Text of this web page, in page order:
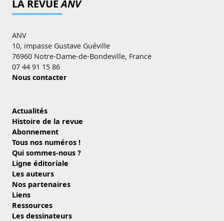
LA REVUEANV
ANV
10, impasse Gustave Guéville
76960 Notre-Dame-de-Bondeville, France
07 44 91 15 86
Nous contacter
Actualités
Histoire de la revue
Abonnement
Tous nos numéros !
Qui sommes-nous ?
Ligne éditoriale
Les auteurs
Nos partenaires
Liens
Ressources
Les dessinateurs